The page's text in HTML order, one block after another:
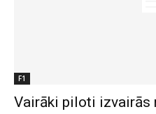
F1
Vairāki piloti izvairās